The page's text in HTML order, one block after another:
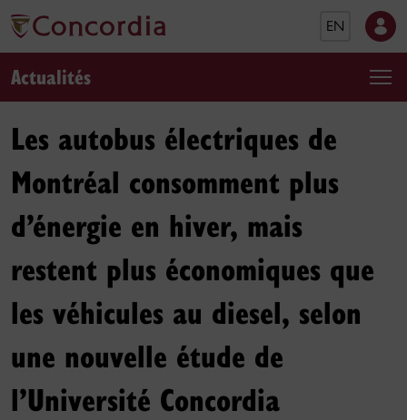
EN
Actualités
Les autobus électriques de
Montréal consomment plus
d’énergie en hiver, mais
restent plus économiques que
les véhicules au diesel, selon
une nouvelle étude de
l’Université Concordia